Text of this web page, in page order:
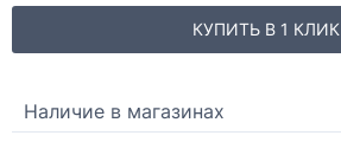
КУПИТЬ В 1 КЛИК
Наличие в магазинах